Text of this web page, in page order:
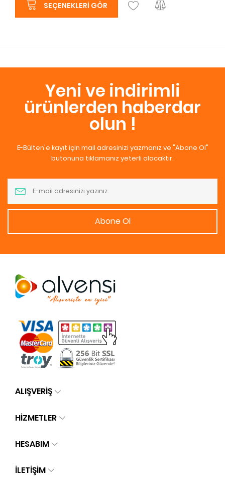
SEÇENEKLERI GÖR
Yeni ve indirimli
ürünlerden haberdar
olun !
E-Bülten'e kayıt için mail adresinizi yazmanız ve "Abone Ol"
butonuna tıklamanız yeterli olacaktır.
Abone Ol
ALIŞVERİŞ
HİZMETLER
HESABIM
İLETIŞIM